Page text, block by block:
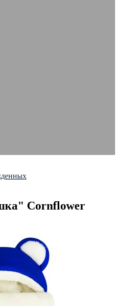
Cornflower